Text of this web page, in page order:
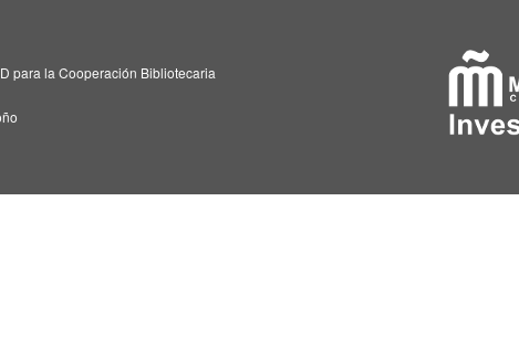
para la Cooperación Bibliotecaria